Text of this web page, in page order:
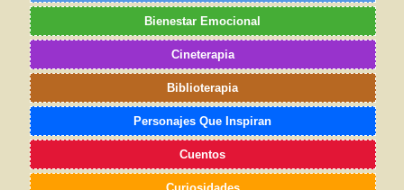
Bienestar Emocional
Cineterapia
Biblioterapia
Personajes Que Inspiran
Cuentos